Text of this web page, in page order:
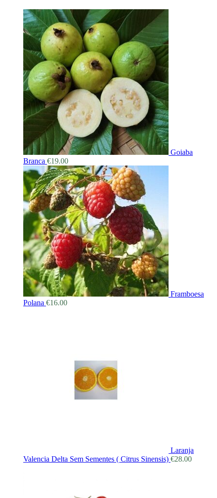
Goiaba
Branca €19.00
Framboesa
Polana €16.00
Laranja
Valencia Delta Sem Sementes ( Citrus Sinensis) €28.00